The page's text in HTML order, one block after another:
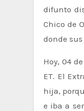
difunto
Chico de
donde
Hoy, 04
ET. El
hija,
e iba a